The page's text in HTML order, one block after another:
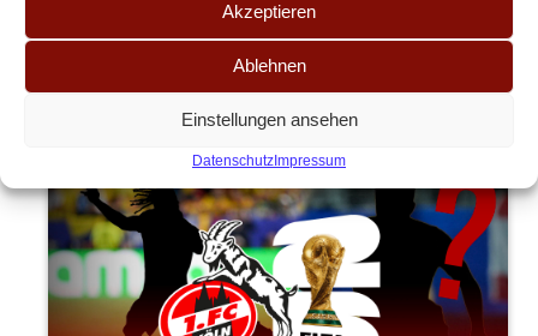
Akzeptieren
Ablehnen
Einstellungen ansehen
DatenschutzImpressum
ANDERE ARTIKEL